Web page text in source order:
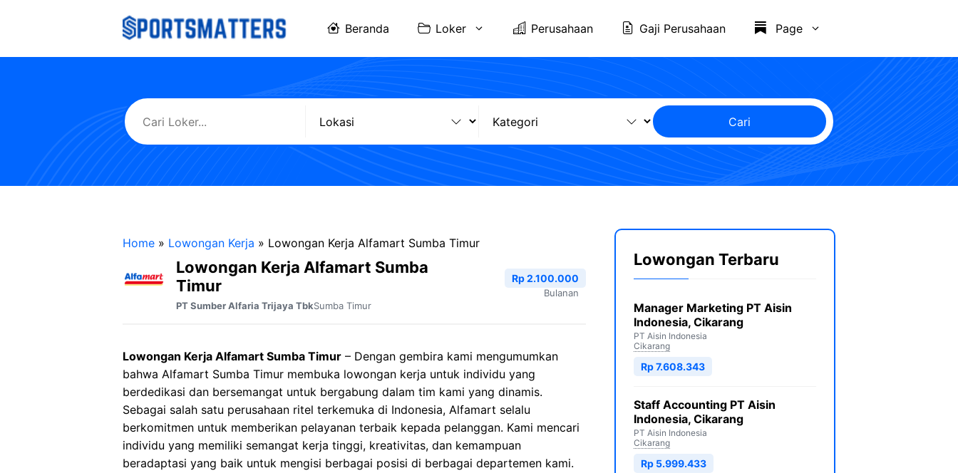
Beranda Loker Perusahaan Gaji Perusahaan Page
Cari
Home » Lowongan Kerja » Lowongan Kerja Alfamart Sumba Timur
Lowongan Kerja Alfamart Sumba
Timur
PT Sumber Alfaria Trijaya TbkSumba Timur
Rp 2.100.000
Bulanan
Lowongan Kerja Alfamart Sumba Timur – Dengan gembira kami mengumumkan
bahwa Alfamart Sumba Timur membuka lowongan kerja untuk individu yang
berdedikasi dan bersemangat untuk bergabung dalam tim kami yang dinamis.
Sebagai salah satu perusahaan ritel terkemuka di Indonesia, Alfamart selalu
berkomitmen untuk memberikan pelayanan terbaik kepada pelanggan. Kami mencari
individu yang memiliki semangat kerja tinggi, kreativitas, dan kemampuan
beradaptasi yang baik untuk mengisi berbagai posisi di berbagai departemen kami.
Lowongan Terbaru
Manager Marketing PT Aisin
Indonesia, Cikarang
PT Aisin Indonesia
Cikarang
Rp 7.608.343
Staff Accounting PT Aisin
Indonesia, Cikarang
PT Aisin Indonesia
Cikarang
Rp 5.999.433